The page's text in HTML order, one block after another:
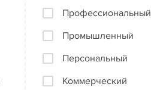
Профессиональный
Промышленный
Персональный
Коммерческий